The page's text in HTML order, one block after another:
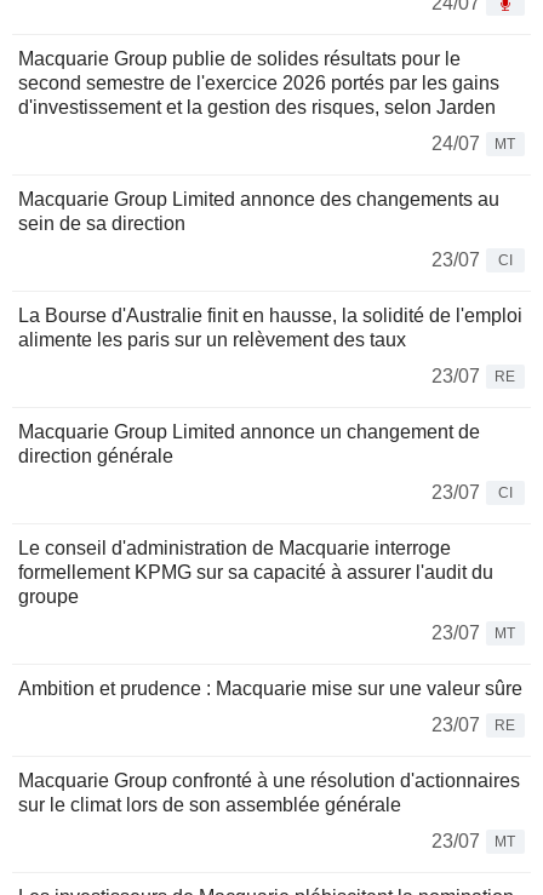
Macquarie Group publie de solides résultats pour le
second semestre de l'exercice 2026 portés par les gains
d'investissement et la gestion des risques, selon Jarden
24/07
MT
Macquarie Group Limited annonce des changements au
sein de sa direction
23/07
CI
La Bourse d'Australie finit en hausse, la solidité de l'emploi
alimente les paris sur un relèvement des taux
23/07
RE
Macquarie Group Limited annonce un changement de
direction générale
23/07
CI
Le conseil d'administration de Macquarie interroge
formellement KPMG sur sa capacité à assurer l'audit du
groupe
23/07
MT
Ambition et prudence : Macquarie mise sur une valeur sûre
23/07
RE
Macquarie Group confronté à une résolution d'actionnaires
sur le climat lors de son assemblée générale
23/07
MT